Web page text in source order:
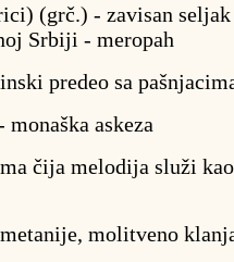
(grč.) - zavisan
Srbiji - meropah
predeo sa
monaška askeza
čija melodija služi
molitveno